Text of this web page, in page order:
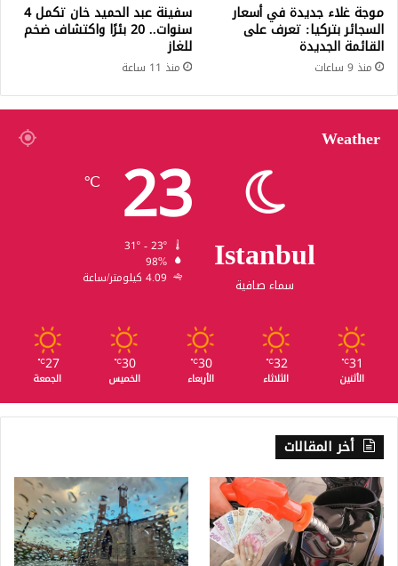
موجة غلاء جديدة في أسعار
السجائر بتركيا: تعرف على
القائمة الجديدة
منذ 9 ساعات
سفينة عبد الحميد خان تكمل 4
سنوات.. 20 بئرًا واكتشاف ضخم
للغاز
منذ 11 ساعة
Weather
Istanbul
سماء صافية
23
℃
98%
4.09 كيلومتر/ساعة
31
℃
الأثنين
32
℃
الثلاثاء
30
℃
الأربعاء
30
℃
الخميس
27
℃
الجمعة
أخر المقالات